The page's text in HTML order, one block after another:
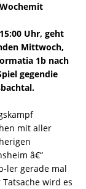
Uhr, geht
Mittwoch,
1b nach
gegendie
mit aller
â€“
ler gerade mal
wird es